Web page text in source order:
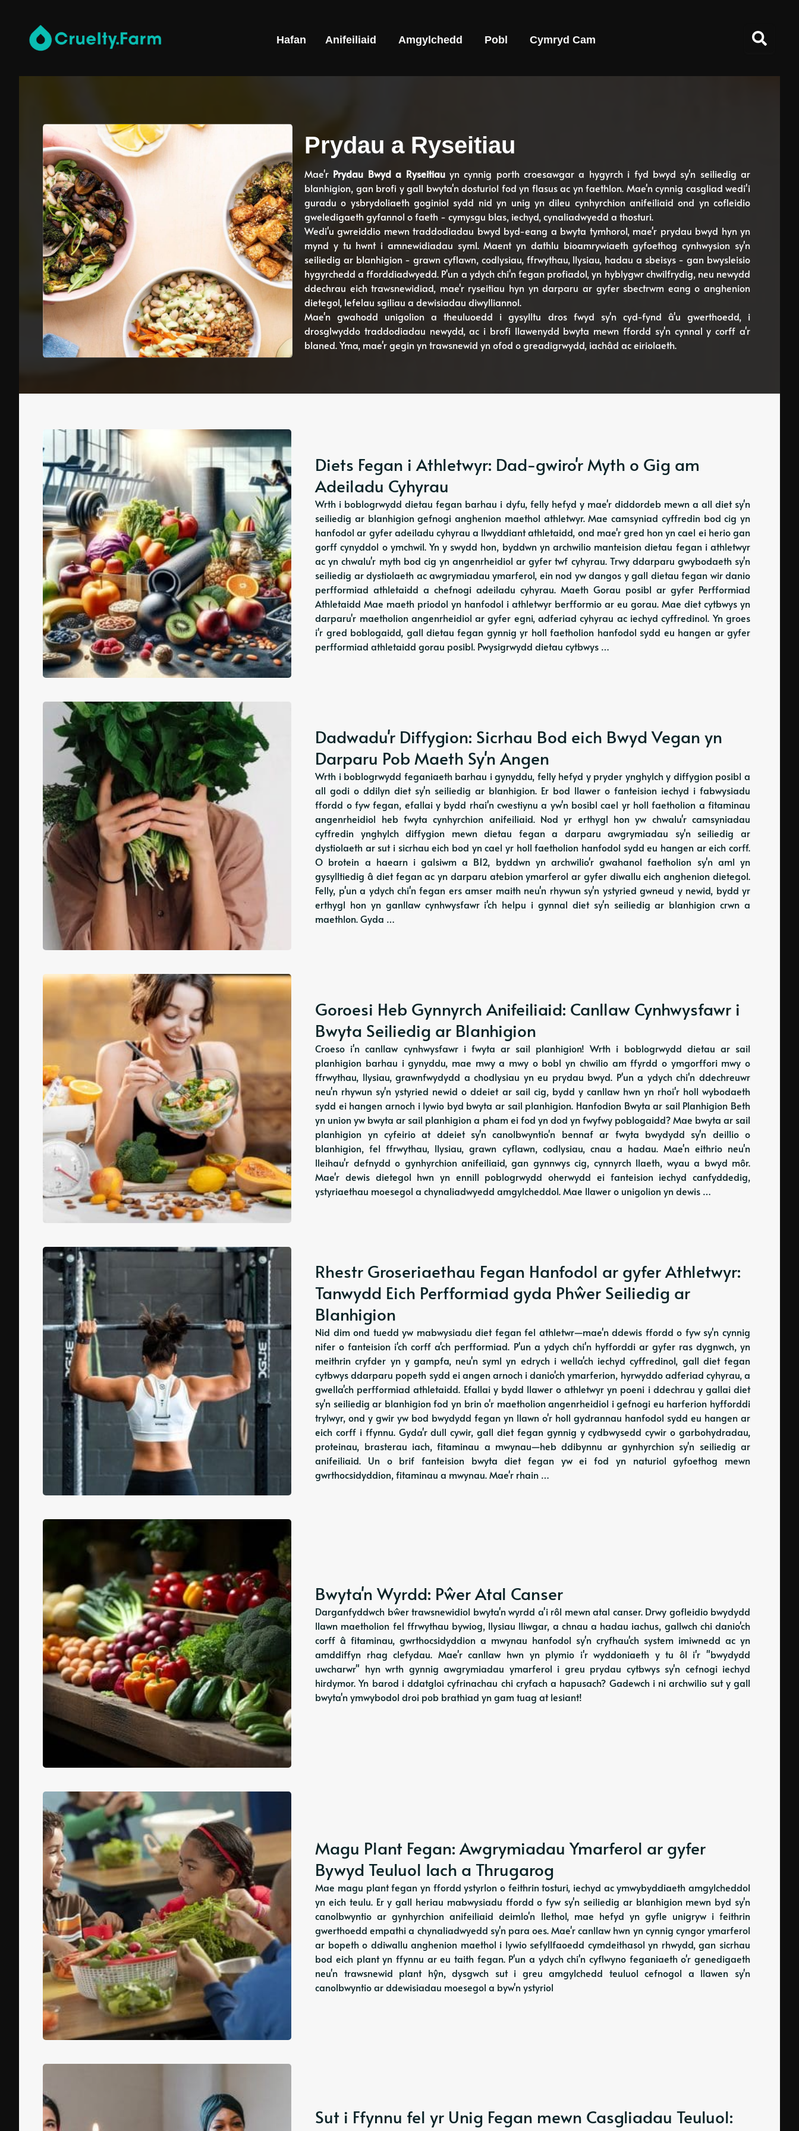
Hafan Anifeiliaid Amgylchedd Pobl Cymryd Cam
Prydau a Ryseitiau
Mae'r Prydau Bwyd a Ryseitiauyn cynnig porth croesawgar a hygyrch i fyd bwyd sy'n seiliedig ar
blanhigion, gan brofi y gall bwyta'n dosturiol fod yn flasus ac yn faethlon. Mae'n cynnig casgliad wedi'i
guradu o ysbrydoliaeth goginiol sydd nid yn unig yn dileu cynhyrchion anifeiliaid ond yn cofleidio
gweledigaeth gyfannol o faeth - cymysgu blas, iechyd, cynaliadwyedd a thosturi.
Wedi'u gwreiddio mewn traddodiadau bwyd byd-eang a bwyta tymhorol, mae'r prydau bwyd hyn yn
mynd y tu hwnt i amnewidiadau syml. Maent yn dathlu bioamrywiaeth gyfoethog cynhwysion sy'n
seiliedig ar blanhigion - grawn cyflawn, codlysiau, ffrwythau, llysiau, hadau a sbeisys - gan bwysleisio
hygyrchedd a fforddiadwyedd. P'un a ydych chi'n fegan profiadol, yn hyblygwr chwilfrydig, neu newydd
ddechrau eich trawsnewidiad, mae'r ryseitiau hyn yn darparu ar gyfer sbectrwm eang o anghenion
dietegol, lefelau sgiliau a dewisiadau diwylliannol.
Mae'n gwahodd unigolion a theuluoedd i gysylltu dros fwyd sy'n cyd-fynd â'u gwerthoedd, i
drosglwyddo traddodiadau newydd, ac i brofi llawenydd bwyta mewn ffordd sy'n cynnal y corff a'r
blaned. Yma, mae'r gegin yn trawsnewid yn ofod o greadigrwydd, iachâd ac eiriolaeth.
Diets Fegan i Athletwyr: Dad-gwiro'r Myth o Gig am
Adeiladu Cyhyrau
Wrth i boblogrwydd dietau fegan barhau i dyfu, felly hefyd y mae'r diddordeb mewn a all diet sy'n
seiliedig ar blanhigion gefnogi anghenion maethol athletwyr. Mae camsyniad cyffredin bod cig yn
hanfodol ar gyfer adeiladu cyhyrau a llwyddiant athletaidd, ond mae'r gred hon yn cael ei herio gan
gorff cynyddol o ymchwil. Yn y swydd hon, byddwn yn archwilio manteision dietau fegan i athletwyr
ac yn chwalu'r myth bod cig yn angenrheidiol ar gyfer twf cyhyrau. Trwy ddarparu gwybodaeth sy'n
seiliedig ar dystiolaeth ac awgrymiadau ymarferol, ein nod yw dangos y gall dietau fegan wir danio
perfformiad athletaidd a chefnogi adeiladu cyhyrau. Maeth Gorau posibl ar gyfer Perfformiad
Athletaidd Mae maeth priodol yn hanfodol i athletwyr berfformio ar eu gorau. Mae diet cytbwys yn
darparu'r maetholion angenrheidiol ar gyfer egni, adferiad cyhyrau ac iechyd cyffredinol. Yn groes
i'r gred boblogaidd, gall dietau fegan gynnig yr holl faetholion hanfodol sydd eu hangen ar gyfer
perfformiad athletaidd gorau posibl. Pwysigrwydd dietau cytbwys …
Dadwadu'r Diffygion: Sicrhau Bod eich Bwyd Vegan yn
Darparu Pob Maeth Sy'n Angen
Wrth i boblogrwydd feganiaeth barhau i gynyddu, felly hefyd y pryder ynghylch y diffygion posibl a
all godi o ddilyn diet sy'n seiliedig ar blanhigion. Er bod llawer o fanteision iechyd i fabwysiadu
ffordd o fyw fegan, efallai y bydd rhai'n cwestiynu a yw'n bosibl cael yr holl faetholion a fitaminau
angenrheidiol heb fwyta cynhyrchion anifeiliaid. Nod yr erthygl hon yw chwalu'r camsyniadau
cyffredin ynghylch diffygion mewn dietau fegan a darparu awgrymiadau sy'n seiliedig ar
dystiolaeth ar sut i sicrhau eich bod yn cael yr holl faetholion hanfodol sydd eu hangen ar eich corff.
O brotein a haearn i galsiwm a B12, byddwn yn archwilio'r gwahanol faetholion sy'n aml yn
gysylltiedig â diet fegan ac yn darparu atebion ymarferol ar gyfer diwallu eich anghenion dietegol.
Felly, p'un a ydych chi'n fegan ers amser maith neu'n rhywun sy'n ystyried gwneud y newid, bydd yr
erthygl hon yn ganllaw cynhwysfawr i'ch helpu i gynnal diet sy'n seiliedig ar blanhigion crwn a
maethlon. Gyda …
Goroesi Heb Gynnyrch Anifeiliaid: Canllaw Cynhwysfawr i
Bwyta Seiliedig ar Blanhigion
Croeso i'n canllaw cynhwysfawr i fwyta ar sail planhigion! Wrth i boblogrwydd dietau ar sail
planhigion barhau i gynyddu, mae mwy a mwy o bobl yn chwilio am ffyrdd o ymgorffori mwy o
ffrwythau, llysiau, grawnfwydydd a chodlysiau yn eu prydau bwyd. P'un a ydych chi'n ddechreuwr
neu'n rhywun sy'n ystyried newid o ddeiet ar sail cig, bydd y canllaw hwn yn rhoi'r holl wybodaeth
sydd ei hangen arnoch i lywio byd bwyta ar sail planhigion. Hanfodion Bwyta ar sail Planhigion Beth
yn union yw bwyta ar sail planhigion a pham ei fod yn dod yn fwyfwy poblogaidd? Mae bwyta ar sail
planhigion yn cyfeirio at ddeiet sy'n canolbwyntio'n bennaf ar fwyta bwydydd sy'n deillio o
blanhigion, fel ffrwythau, llysiau, grawn cyflawn, codlysiau, cnau a hadau. Mae'n eithrio neu'n
lleihau'r defnydd o gynhyrchion anifeiliaid, gan gynnwys cig, cynnyrch llaeth, wyau a bwyd môr.
Mae'r dewis dietegol hwn yn ennill poblogrwydd oherwydd ei fanteision iechyd canfyddedig,
ystyriaethau moesegol a chynaliadwyedd amgylcheddol. Mae llawer o unigolion yn dewis …
Rhestr Groseriaethau Fegan Hanfodol ar gyfer Athletwyr:
Tanwydd Eich Perfformiad gyda Phŵer Seiliedig ar
Blanhigion
Nid dim ond tuedd yw mabwysiadu diet fegan fel athletwr—mae'n ddewis ffordd o fyw sy'n cynnig
nifer o fanteision i'ch corff a'ch perfformiad. P'un a ydych chi'n hyfforddi ar gyfer ras dygnwch, yn
meithrin cryfder yn y gampfa, neu'n syml yn edrych i wella'ch iechyd cyffredinol, gall diet fegan
cytbwys ddarparu popeth sydd ei angen arnoch i danio'ch ymarferion, hyrwyddo adferiad cyhyrau, a
gwella'ch perfformiad athletaidd. Efallai y bydd llawer o athletwyr yn poeni i ddechrau y gallai diet
sy'n seiliedig ar blanhigion fod yn brin o'r maetholion angenrheidiol i gefnogi eu harferion hyfforddi
trylwyr, ond y gwir yw bod bwydydd fegan yn llawn o'r holl gydrannau hanfodol sydd eu hangen ar
eich corff i ffynnu. Gyda'r dull cywir, gall diet fegan gynnig y cydbwysedd cywir o garbohydradau,
proteinau, brasterau iach, fitaminau a mwynau—heb ddibynnu ar gynhyrchion sy'n seiliedig ar
anifeiliaid. Un o brif fanteision bwyta diet fegan yw ei fod yn naturiol gyfoethog mewn
gwrthocsidyddion, fitaminau a mwynau. Mae'r rhain …
Bwyta'n Wyrdd: Pŵer Atal Canser
Darganfyddwch bŵer trawsnewidiol bwyta'n wyrdd a'i rôl mewn atal canser. Drwy gofleidio bwydydd
llawn maetholion fel ffrwythau bywiog, llysiau lliwgar, a chnau a hadau iachus, gallwch chi danio'ch
corff â fitaminau, gwrthocsidyddion a mwynau hanfodol sy'n cryfhau'ch system imiwnedd ac yn
amddiffyn rhag clefydau. Mae'r canllaw hwn yn plymio i'r wyddoniaeth y tu ôl i'r "bwydydd
uwcharwr" hyn wrth gynnig awgrymiadau ymarferol i greu prydau cytbwys sy'n cefnogi iechyd
hirdymor. Yn barod i ddatgloi cyfrinachau chi cryfach a hapusach? Gadewch i ni archwilio sut y gall
bwyta'n ymwybodol droi pob brathiad yn gam tuag at lesiant!
Magu Plant Fegan: Awgrymiadau Ymarferol ar gyfer
Bywyd Teuluol Iach a Thrugarog
Mae magu plant fegan yn ffordd ystyrlon o feithrin tosturi, iechyd ac ymwybyddiaeth amgylcheddol
yn eich teulu. Er y gall heriau mabwysiadu ffordd o fyw sy'n seiliedig ar blanhigion mewn byd sy'n
canolbwyntio ar gynhyrchion anifeiliaid deimlo'n llethol, mae hefyd yn gyfle unigryw i feithrin
gwerthoedd empathi a chynaliadwyedd sy'n para oes. Mae'r canllaw hwn yn cynnig cyngor ymarferol
ar bopeth o ddiwallu anghenion maethol i lywio sefyllfaoedd cymdeithasol yn rhwydd, gan sicrhau
bod eich plant yn ffynnu ar eu taith fegan. P'un a ydych chi'n cyflwyno feganiaeth o'r genedigaeth
neu'n trawsnewid plant hŷn, dysgwch sut i greu amgylchedd teuluol cefnogol a llawen sy'n
canolbwyntio ar ddewisiadau moesegol a byw'n ystyriol
Sut i Ffynnu fel yr Unig Fegan mewn Casgliadau Teuluol: